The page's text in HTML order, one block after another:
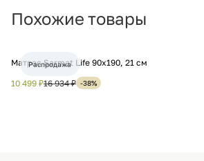
Похожие товары
Матрас Sarmat Life 90х190, 21 см
10 499 ₽16 934 ₽ -38%
Распродажа